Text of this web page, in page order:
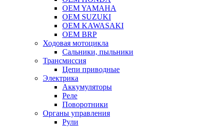
OEM YAMAHA
OEM SUZUKI
OEM KAWASAKI
OEM BRP
Ходовая мотоцикла
Сальники, пыльники
Трансмиссия
Цепи приводные
Электрика
Аккумуляторы
Реле
Поворотники
Органы управления
Рули